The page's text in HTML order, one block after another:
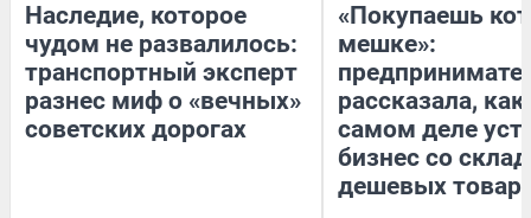
Наследие, которое
чудом не развалилось:
транспортный эксперт
разнес миф о «вечных»
советских дорогах
«Покупаешь
мешке»:
рассказала, как
самом деле
бизнес со
дешевых